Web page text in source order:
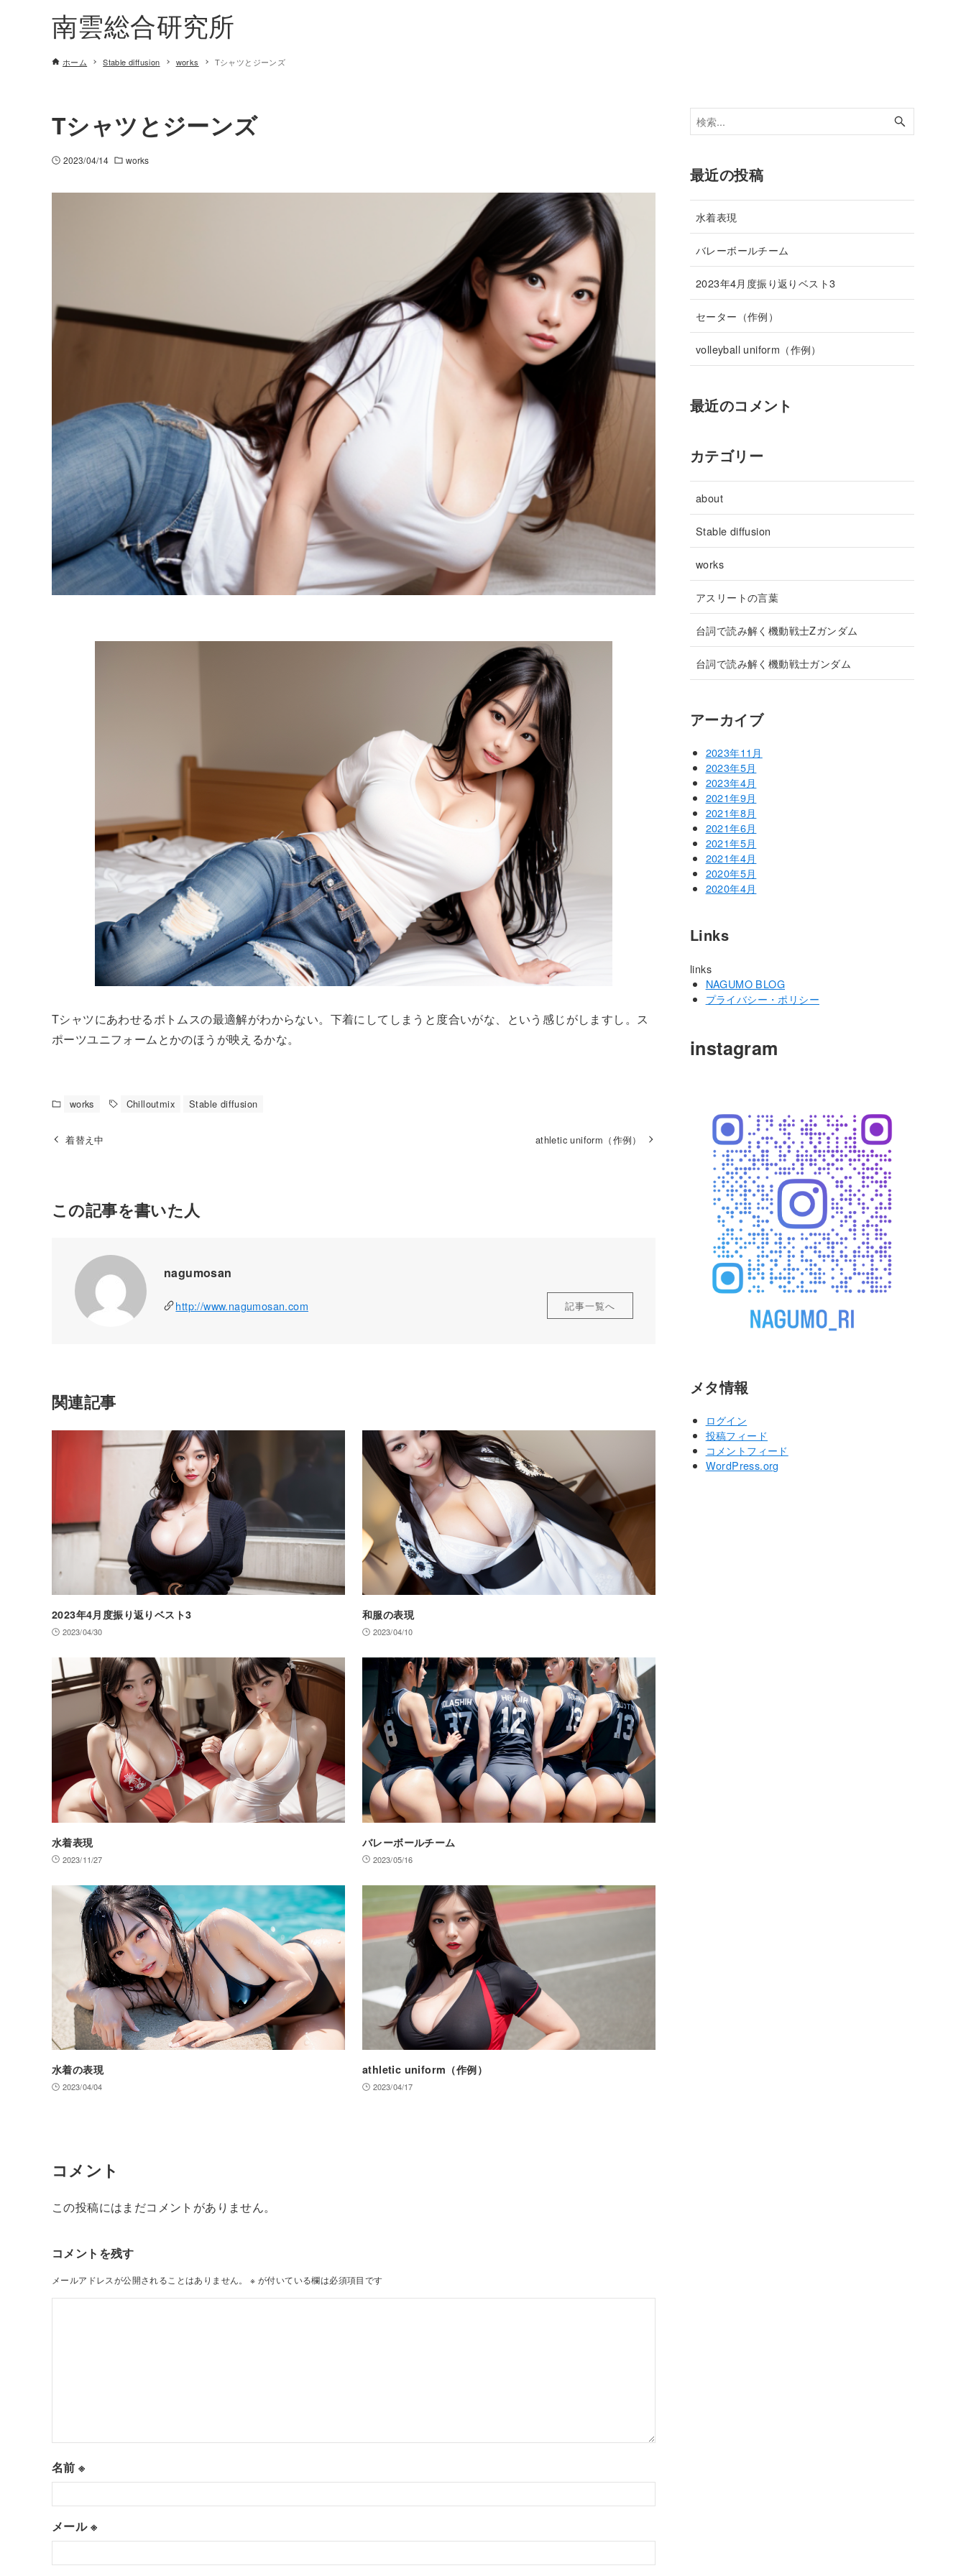
南雲総合研究所
ホーム Stable diffusion works Tシャツとジーンズ
Tシャツとジーンズ
2023/04/14 works
Tシャツにあわせるボトムスの最適解がわからない。下着にしてしまうと度合いがな、という感じがしますし。ス
ポーツユニフォームとかのほうが映えるかな。
works Chilloutmix Stable diffusion
着替え中 athletic uniform（作例）
この記事を書いた人
nagumosan
http://www.nagumosan.com 記事一覧へ
関連記事
2023年4月度振り返りベスト3
2023/04/30
和服の表現
2023/04/10
水着表現
2023/11/27
バレーボールチーム
2023/05/16
水着の表現
2023/04/04
athletic uniform（作例）
2023/04/17
コメント
この投稿にはまだコメントがありません。
コメントを残す
メールアドレスが公開されることはありません。 ※ が付いている欄は必須項目です
名前※
メール※
最近の投稿
水着表現
バレーボールチーム
2023年4月度振り返りベスト3
セーター（作例）
volleyball uniform（作例）
最近のコメント
カテゴリー
about
Stable diffusion
works
アスリートの言葉
台詞で読み解く機動戦士Zガンダム
台詞で読み解く機動戦士ガンダム
アーカイブ
2023年11月
2023年5月
2023年4月
2021年9月
2021年8月
2021年6月
2021年5月
2021年4月
2020年5月
2020年4月
Links
links
NAGUMO BLOG
プライバシー・ポリシー
instagram
メタ情報
ログイン
投稿フィード
コメントフィード
WordPress.org